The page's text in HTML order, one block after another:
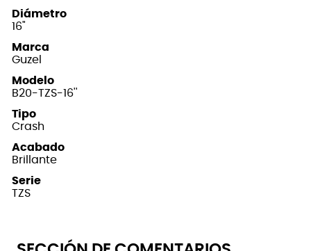
Diámetro
16"
Marca
Guzel
Modelo
B20-TZS-16''
Tipo
Crash
Acabado
Brillante
Serie
TZS